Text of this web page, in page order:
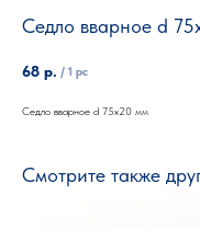
Седло вварное d
68 р. / 1 pc
Седло вварное d 75х20 мм
Смотрите также